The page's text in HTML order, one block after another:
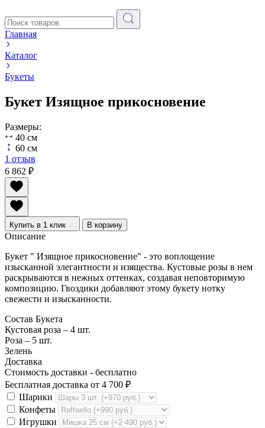
Главная
Каталог
Букеты
Букет Изящное прикосновение
Размеры:
40 см
60 см
1 отзыв
6 862 ₽
Купить в 1 клик В корзину
Описание
Букет " Изящное прикосновение" - это воплощение
изысканной элегантности и изящества. Кустовые розы в нем
раскрываются в нежных оттенках, создавая неповторимую
композицию. Гвоздики добавляют этому букету нотку
свежести и изысканности.
Состав Букета
Кустовая роза – 4 шт.
Роза – 5 шт.
Зелень
Доставка
Стоимость доставки - бесплатно
Бесплатная доставка от 4 700 ₽
Шарики
Конфеты
Игрушки